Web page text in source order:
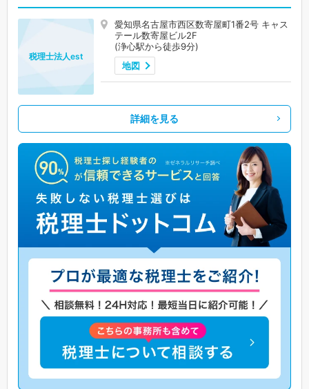
愛知県名古屋市西区数寄屋町1番2号 キャス
テール数寄屋ビル2F
(浄心駅から徒歩9分)
地図
税理士法人est
詳細を見る